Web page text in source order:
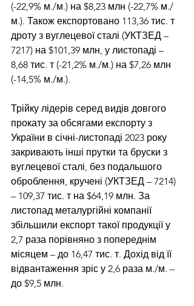
(-22,9% м./м.) на $8,23 млн (-22,7% м./
м.). Також експортовано 113,36 тис. т
дроту з вуглецевої сталі (УКТЗЕД –
7217) на $101,39 млн, у листопаді –
8,68 тис. т (-21,2% м./м.) на $7,26 млн
(-14,5% м./м.).
Трійку лідерів серед видів довгого
прокату за обсягами експорту з
України в січні-листопаді 2023 року
закривають інші прутки та бруски з
вуглецевої сталі, без подальшого
оброблення, кручені (УКТЗЕД – 7214)
– 109,37 тис. т на $64,19 млн. За
листопад металургійні компанії
збільшили експорт такої продукції у
2,7 раза порівняно з попереднім
місяцем – до 16,47 тис. т. Дохід від її
відвантаження зріс у 2,6 раза м./м. –
до $9,5 млн.